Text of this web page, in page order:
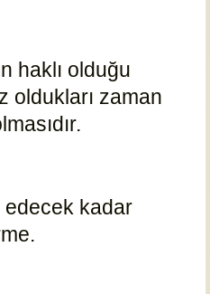
haklı olduğu
oldukları zaman
edecek kadar